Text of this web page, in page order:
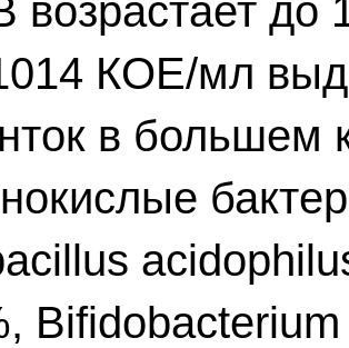
возрастает до
КОЕ/мл
в большем